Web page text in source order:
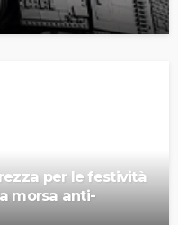
per le festività
morsa anti-